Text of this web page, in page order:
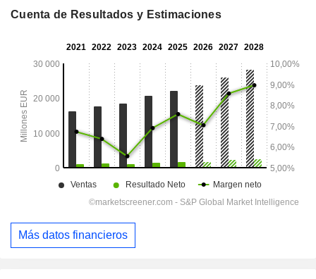
Cuenta de Resultados y Estimaciones
Más datos financieros